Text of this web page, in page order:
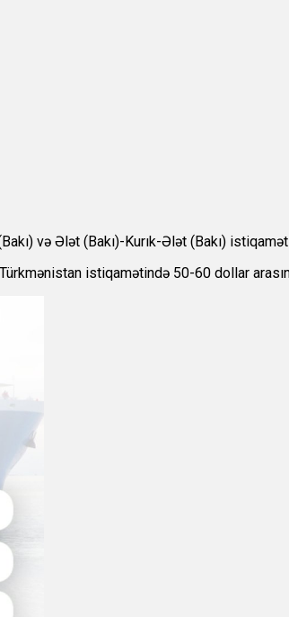
və Ələt (Bakı)-Kurık-Ələt (Bakı)
istiqamətində 50-60 dollar